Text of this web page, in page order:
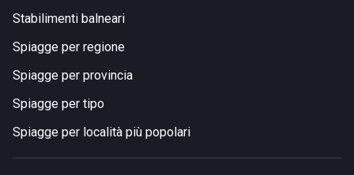
Stabilimenti balneari
Spiagge per regione
Spiagge per provincia
Spiagge per tipo
Spiagge per località più popolari